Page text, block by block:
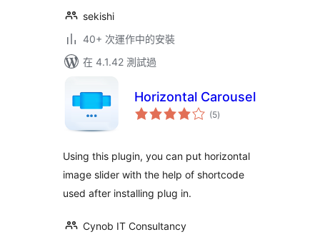
sekishi
40+ 次運作中的安裝
在 4.1.42 測試過
Horizontal Carousel
(5總
評)
Using this plugin, you can put horizontal
image slider with the help of shortcode
used after installing plug in.
Cynob IT Consultancy